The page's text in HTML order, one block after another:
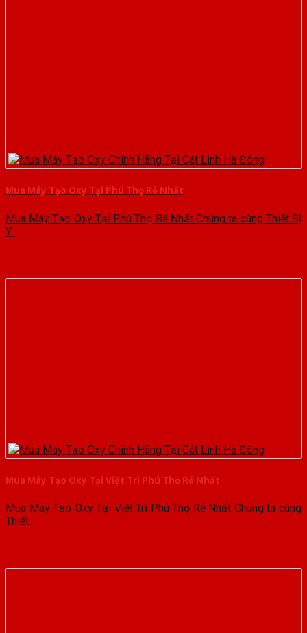
Mua Máy Tạo Oxy Tại Phú Thọ Rẻ Nhất
Mua Máy Tạo Oxy Tại Phú Thọ Rẻ Nhất Chúng ta cùng Thiết Bị
Y...
Mua Máy Tạo Oxy Tại Việt Trì Phú Thọ Rẻ Nhất
Mua Máy Tạo Oxy Tại Việt Trì Phú Thọ Rẻ Nhất Chúng ta cùng
Thiết...